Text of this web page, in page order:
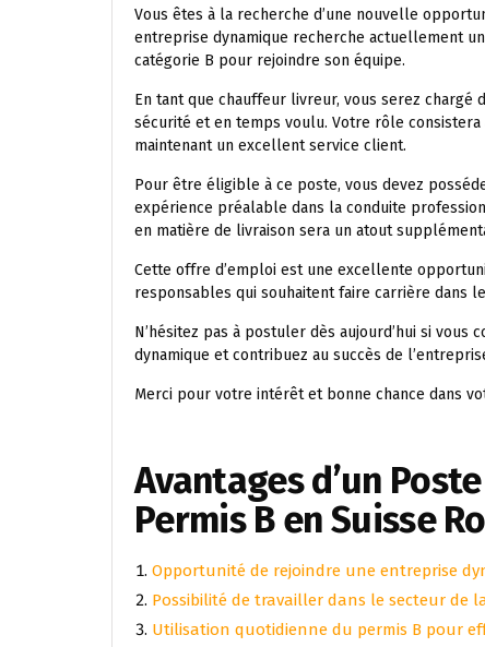
Vous êtes à la recherche d’une nouvelle
entreprise dynamique recherche actuellement
catégorie B pour rejoindre son équipe.
En tant que chauffeur livreur, vous serez
sécurité et en temps voulu. Votre rôle
maintenant un excellent service client.
Pour être éligible à ce poste, vous devez
expérience préalable dans la conduite
en matière de livraison sera un atout
Cette offre d’emploi est une excellente
responsables qui souhaitent faire carrière dans
N’hésitez pas à postuler dès aujourd’hui si
dynamique et contribuez au succès de
Merci pour votre intérêt et bonne chance dans
Avantages d’un
Permis B en Suisse
Opportunité de rejoindre une entreprise
Possibilité de travailler dans le secteur de
Utilisation quotidienne du permis B pour